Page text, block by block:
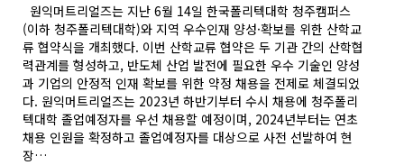
원익머트리얼즈는 지난 6월 14일 한국폴리텍대학 청주캠퍼스
(이하 청주폴리텍대학)와 지역 우수인재 양성·확보를 위한 산학교
류 협약식을 개최했다. 이번 산학교류 협약은 두 기관 간의 산학협
력관계를 형성하고, 반도체 산업 발전에 필요한 우수 기술인 양성
과 기업의 안정적 인재 확보를 위한 약정 채용을 전제로 체결되었
다. 원익머트리얼즈는 2023년 하반기부터 수시 채용에 청주폴리
텍대학 졸업예정자를 우선 채용할 예정이며, 2024년부터는 연초
채용 인원을 확정하고 졸업예정자를 대상으로 사전 선발하여 현
장…